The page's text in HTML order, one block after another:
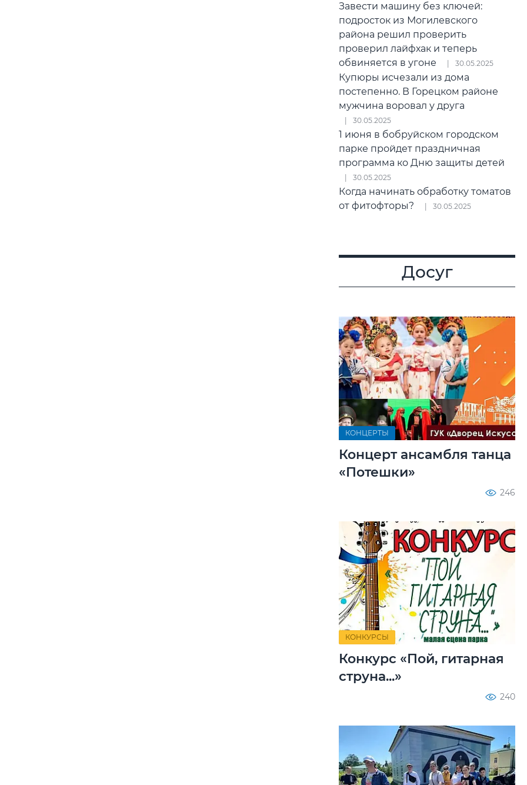
Завести машину без ключей:
подросток из Могилевского
района решил проверить
проверил лайфхак и теперь
обвиняется в угоне
30.05.2025
Купюры исчезали из дома
постепенно. В Горецком районе
мужчина воровал у друга
30.05.2025
1 июня в бобруйском городском
парке пройдет праздничная
программа ко Дню защиты детей
30.05.2025
Когда начинать обработку томатов
от фитофторы?
30.05.2025
Досуг
КОНЦЕРТЫ
Концерт ансамбля танца
«Потешки»
246
КОНКУРСЫ
Конкурс «Пой, гитарная
струна...»
240